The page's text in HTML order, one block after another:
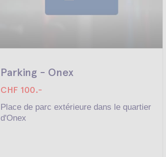
Parking - Onex
CHF 100.-
Place de parc extérieure dans le quartier
d'Onex